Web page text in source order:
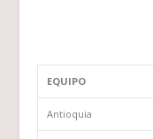
EQUIPO
Antioquia